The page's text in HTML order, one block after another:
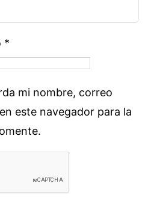
*
mi nombre, correo
este navegador para la